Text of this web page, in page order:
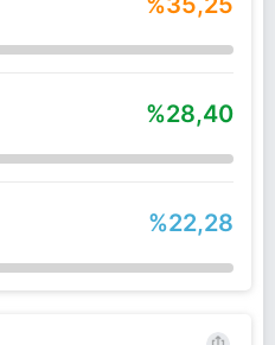
%28,40
%22,28